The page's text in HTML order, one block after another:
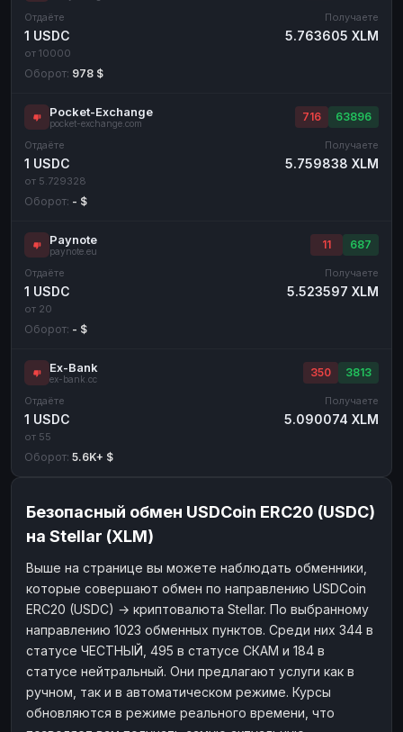
Отдаёте
1 USDC
от 10000
Получаете
5.763605 XLM
Оборот: 978 $
Pocket-Exchange
pocket-exchange.com
716 63896
Отдаёте
1 USDC
от 5.729328
Получаете
5.759838 XLM
Оборот: - $
Paynote
paynote.eu
11 687
Отдаёте
1 USDC
от 20
Получаете
5.523597 XLM
Оборот: - $
Ex-Bank
ex-bank.cc
350 3813
Отдаёте
1 USDC
от 55
Получаете
5.090074 XLM
Оборот: 5.6K+ $
Безопасный обмен USDCoin ERC20 (USDC)
на Stellar (XLM)
Выше на странице вы можете наблюдать обменники,
которые совершают обмен по направлению USDCoin
ERC20 (USDC) → криптовалюта Stellar. По выбранному
направлению 1023 обменных пунктов. Среди них 344 в
статусе ЧЕСТНЫЙ, 495 в статусе СКАМ и 184 в
статусе нейтральный. Они предлагают услуги как в
ручном, так и в автоматическом режиме. Курсы
обновляются в режиме реального времени, что